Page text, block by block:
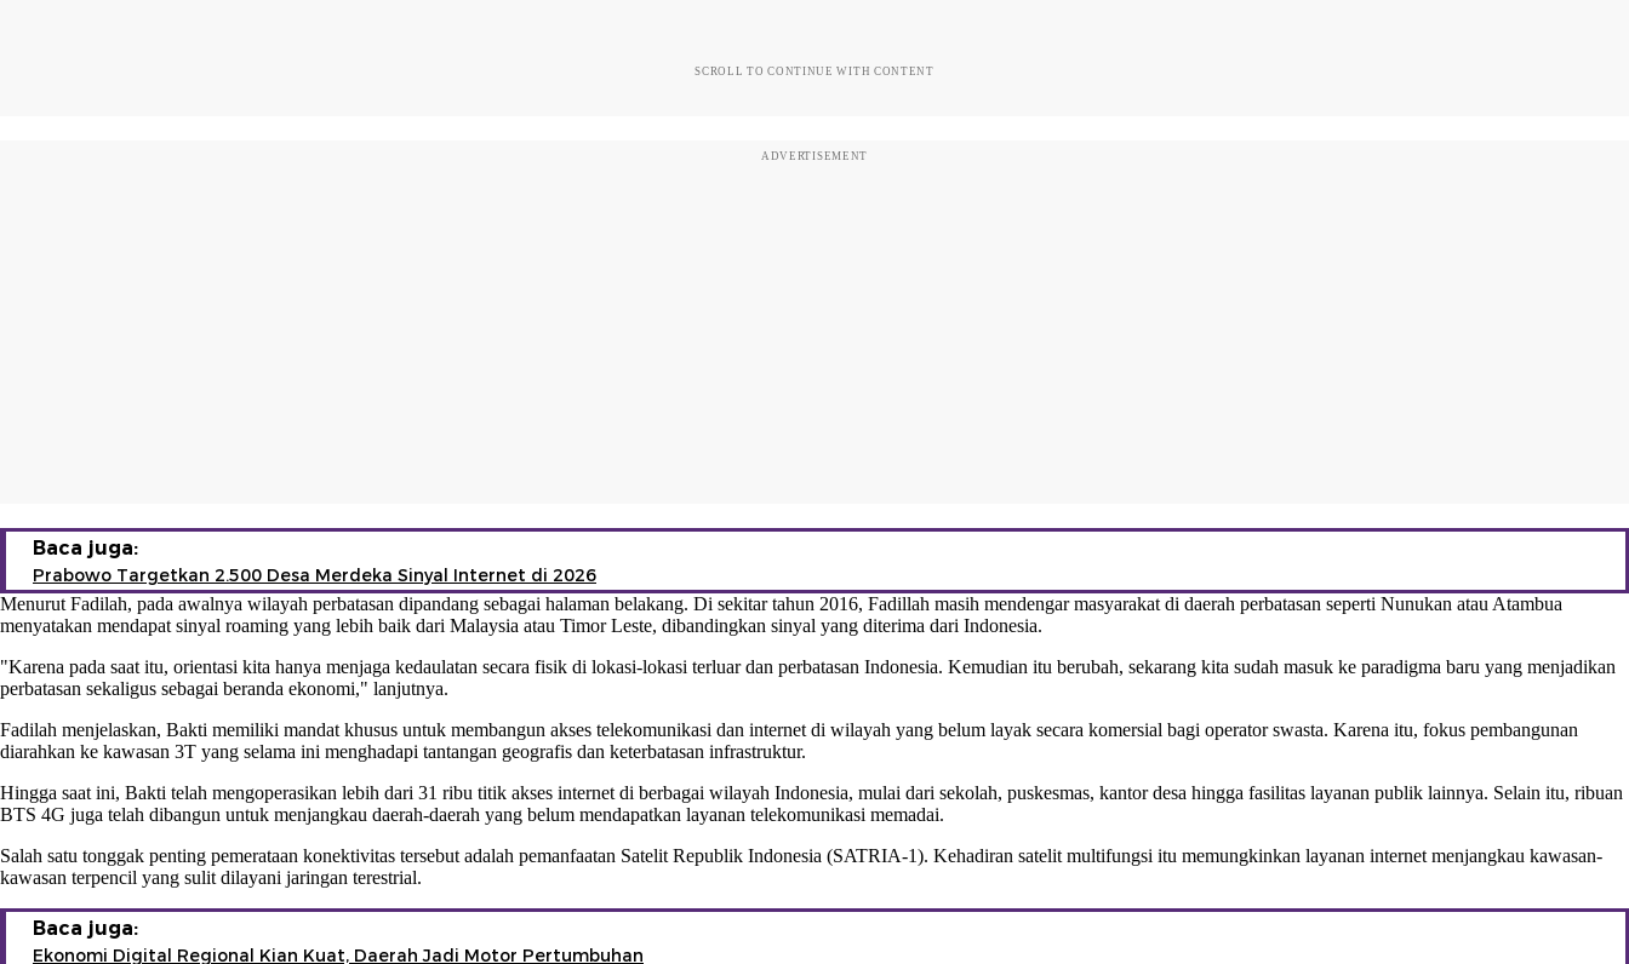
SCROLL TO CONTINUE WITH CONTENT
ADVERTISEMENT
Baca juga:
Prabowo Targetkan 2.500 Desa Merdeka Sinyal Internet di 2026
Menurut Fadilah, pada awalnya wilayah perbatasan dipandang sebagai halaman belakang. Di sekitar tahun 2016, Fadillah masih mendengar masyarakat di daerah perbatasan seperti Nunukan atau Atambua
menyatakan mendapat sinyal roaming yang lebih baik dari Malaysia atau Timor Leste, dibandingkan sinyal yang diterima dari Indonesia.
"Karena pada saat itu, orientasi kita hanya menjaga kedaulatan secara fisik di lokasi-lokasi terluar dan perbatasan Indonesia. Kemudian itu berubah, sekarang kita sudah masuk ke paradigma baru yang menjadikan
perbatasan sekaligus sebagai beranda ekonomi," lanjutnya.
Fadilah menjelaskan, Bakti memiliki mandat khusus untuk membangun akses telekomunikasi dan internet di wilayah yang belum layak secara komersial bagi operator swasta. Karena itu, fokus pembangunan
diarahkan ke kawasan 3T yang selama ini menghadapi tantangan geografis dan keterbatasan infrastruktur.
Hingga saat ini, Bakti telah mengoperasikan lebih dari 31 ribu titik akses internet di berbagai wilayah Indonesia, mulai dari sekolah, puskesmas, kantor desa hingga fasilitas layanan publik lainnya. Selain itu, ribuan
BTS 4G juga telah dibangun untuk menjangkau daerah-daerah yang belum mendapatkan layanan telekomunikasi memadai.
Salah satu tonggak penting pemerataan konektivitas tersebut adalah pemanfaatan Satelit Republik Indonesia (SATRIA-1). Kehadiran satelit multifungsi itu memungkinkan layanan internet menjangkau kawasan-
kawasan terpencil yang sulit dilayani jaringan terestrial.
Baca juga:
Ekonomi Digital Regional Kian Kuat, Daerah Jadi Motor Pertumbuhan